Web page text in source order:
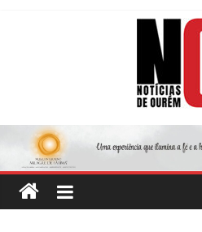
Notícias
de
Ourém